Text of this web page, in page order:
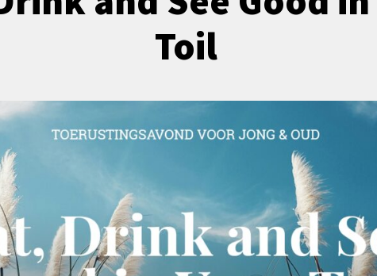
Toil